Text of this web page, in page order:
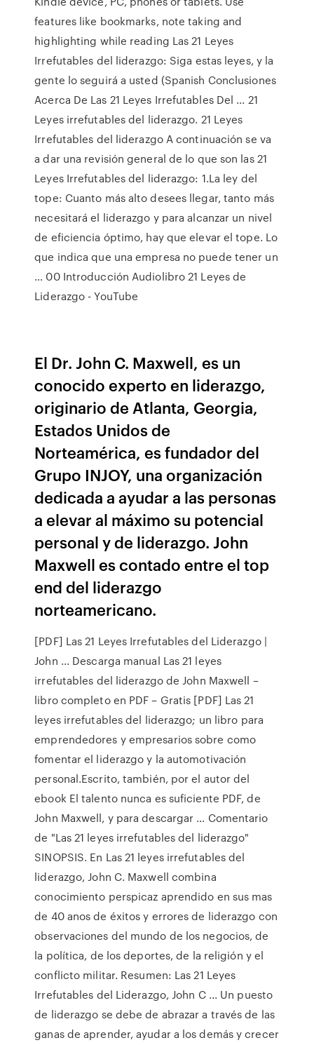
features like bookmarks, note taking and
highlighting while reading Las 21 Leyes
Irrefutables del liderazgo: Siga estas leyes, y la
gente lo seguirá a usted (Spanish Conclusiones
Acerca De Las 21 Leyes Irrefutables Del ... 21
Leyes irrefutables del liderazgo. 21 Leyes
Irrefutables del liderazgo A continuación se va
a dar una revisión general de lo que son las 21
Leyes Irrefutables del liderazgo: 1.La ley del
tope: Cuanto más alto desees llegar, tanto más
necesitará el liderazgo y para alcanzar un nivel
de eficiencia óptimo, hay que elevar el tope. Lo
que indica que una empresa no puede tener un
… 00 Introducción Audiolibro 21 Leyes de
Liderazgo - YouTube
El Dr. John C. Maxwell, es un
conocido experto en liderazgo,
originario de Atlanta, Georgia,
Estados Unidos de
Norteamérica, es fundador del
Grupo INJOY, una organización
dedicada a ayudar a las personas
a elevar al máximo su potencial
personal y de liderazgo. John
Maxwell es contado entre el top
end del liderazgo
norteamericano.
[PDF] Las 21 Leyes Irrefutables del Liderazgo |
John ... Descarga manual Las 21 leyes
irrefutables del liderazgo de John Maxwell –
libro completo en PDF – Gratis [PDF] Las 21
leyes irrefutables del liderazgo; un libro para
emprendedores y empresarios sobre como
fomentar el liderazgo y la automotivación
personal.Escrito, también, por el autor del
ebook El talento nunca es suficiente PDF, de
John Maxwell, y para descargar … Comentario
de "Las 21 leyes irrefutables del liderazgo"
SINOPSIS. En Las 21 leyes irrefutables del
liderazgo, John C. Maxwell combina
conocimiento perspicaz aprendido en sus mas
de 40 anos de éxitos y errores de liderazgo con
observaciones del mundo de los negocios, de
la política, de los deportes, de la religión y el
conflicto militar. Resumen: Las 21 Leyes
Irrefutables del Liderazgo, John C ... Un puesto
de liderazgo se debe de abrazar a través de las
ganas de aprender, ayudar a los demás y crecer